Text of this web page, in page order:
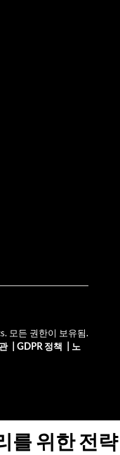
모든 권한이 보유됨.
| GDPR 정책
노
를 위한 전략